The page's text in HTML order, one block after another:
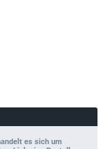
es sich um